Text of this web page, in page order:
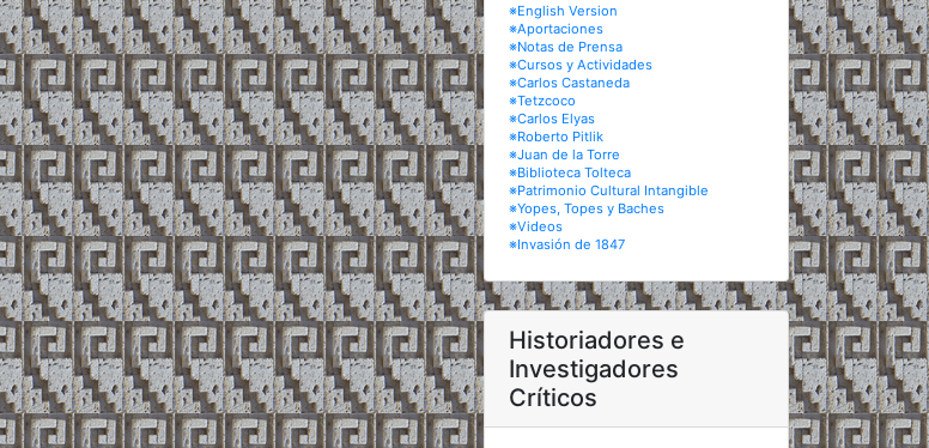
※English Version
※Aportaciones
※Notas de Prensa
※Cursos y Actividades
※Carlos Castaneda
※Tetzcoco
※Carlos Elyas
※Roberto Pitlik
※Juan de la Torre
※Biblioteca Tolteca
※Patrimonio Cultural Intangible
※Yopes, Topes y Baches
※Videos
※Invasión de 1847
Historiadores e
Investigadores
Críticos